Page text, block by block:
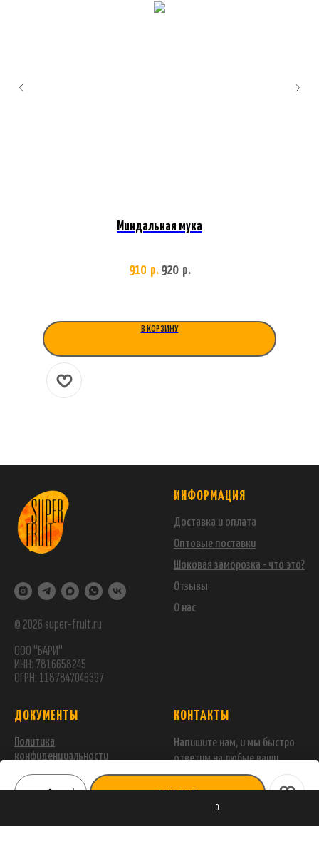
0
В КОРЗИНУ
Миндальная мука
910 р.920 р.
В КОРЗИНУ
© 2026 super-fruit.ru
ООО "БАРИ"
ИНН: 7816658245
ОГРН: 1187847046397
ИНФОРМАЦИЯ
Доставка и оплата
Оптовые поставки
Шоковая заморозка - что это?
Отзывы
О нас
ДОКУМЕНТЫ
Политика
конфиденциальности
Условия публичной оферты
КОНТАКТЫ
Напишите нам, и мы быстро
ответим на любые ваши
вопросы
+7 (963) 340-10-10